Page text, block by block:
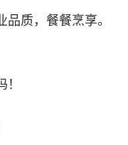
质，餐餐烹享。